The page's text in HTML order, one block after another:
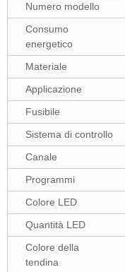
Numero modello
Consumo
energetico
Materiale
Applicazione
Fusibile
Sistema di controllo
Canale
Programmi
Colore LED
Quantità LED
Colore della
tendina